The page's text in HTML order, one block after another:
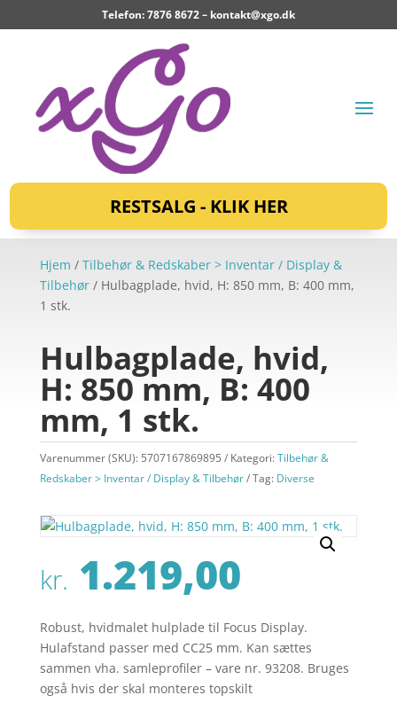
Telefon: 7876 8672 – kontakt@xgo.dk
RESTSALG - KLIK HER
Hjem / Tilbehør & Redskaber > Inventar / Display &
Tilbehør/ Hulbagplade, hvid, H: 850 mm, B: 400 mm,
1 stk.
Hulbagplade, hvid,
H: 850 mm, B: 400
mm, 1 stk.
Varenummer (SKU): 5707167869895 Kategori:Tilbehør &
Redskaber > Inventar / Display & Tilbehør
Tag: Diverse
kr. 1.219,00
Robust, hvidmalet hulplade til Focus Display.
Hulafstand passer med CC25 mm. Kan sættes
sammen vha. samleprofiler – vare nr. 93208. Bruges
også hvis der skal monteres topskilt